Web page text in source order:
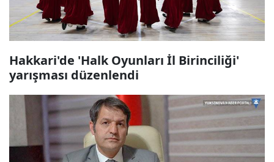
Hakkari'de 'Halk Oyunları İl Birinciliği'
yarışması düzenlendi